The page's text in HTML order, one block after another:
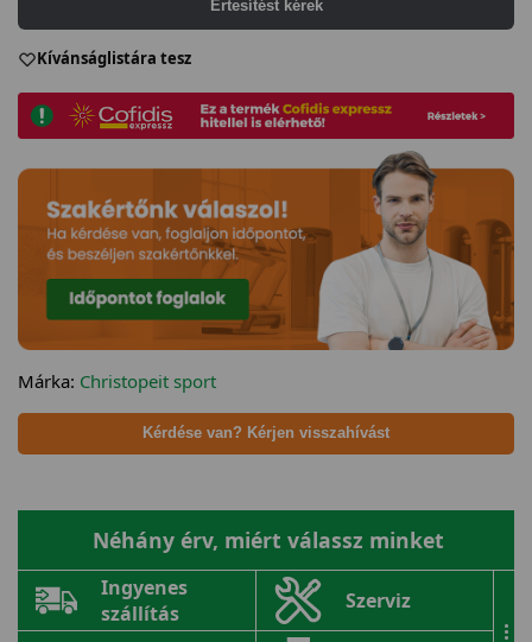
Értesítést kérek
Kívánságlistára tesz
Márka: Christopeit sport
Kérdése van? Kérjen visszahívást
Néhány érv, miért válassz minket
Ingyenes
szállítás
Szerviz
...